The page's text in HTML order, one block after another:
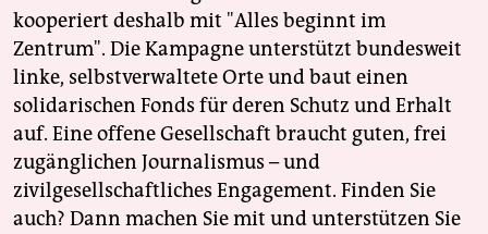
kooperiert deshalb mit "Alles beginnt im
Zentrum". Die Kampagne unterstützt bundesweit
linke, selbstverwaltete Orte und baut einen
solidarischen Fonds für deren Schutz und Erhalt
auf. Eine offene Gesellschaft braucht guten, frei
zugänglichen Journalismus – und
zivilgesellschaftliches Engagement. Finden Sie
auch? Dann machen Sie mit und unterstützen Sie